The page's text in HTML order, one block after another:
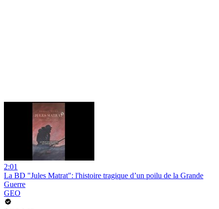
2:01
La BD "Jules Matrat": l'histoire tragique d’un poilu de la Grande
Guerre
GEO